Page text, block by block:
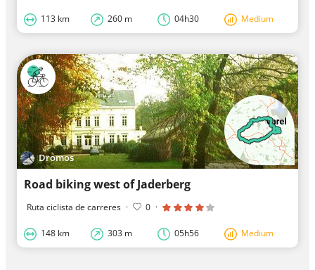
113 km 260 m 04h30 Medium
Dromos
Road biking west of Jaderberg
Ruta ciclista de carreres · 0 ·
148 km 303 m 05h56 Medium